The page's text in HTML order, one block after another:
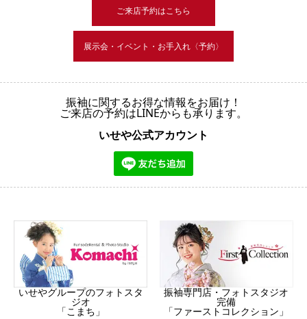
ご来店予約はこちら
展示会・イベント・お手入れ〈予約〉
振袖に関するお得な情報をお届け！
ご来店の予約はLINEからも承ります。
いせや公式アカウント
いせやグループのフォトスタ
ジオ
「こまち」
振袖専門店・フォトスタジオ
完備
「ファーストコレクション」